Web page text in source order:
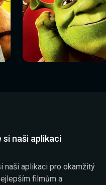
Sledovat
nyní
Sledovat nyní
si naši aplikaci
naši aplikaci pro okamžitý
filmům a